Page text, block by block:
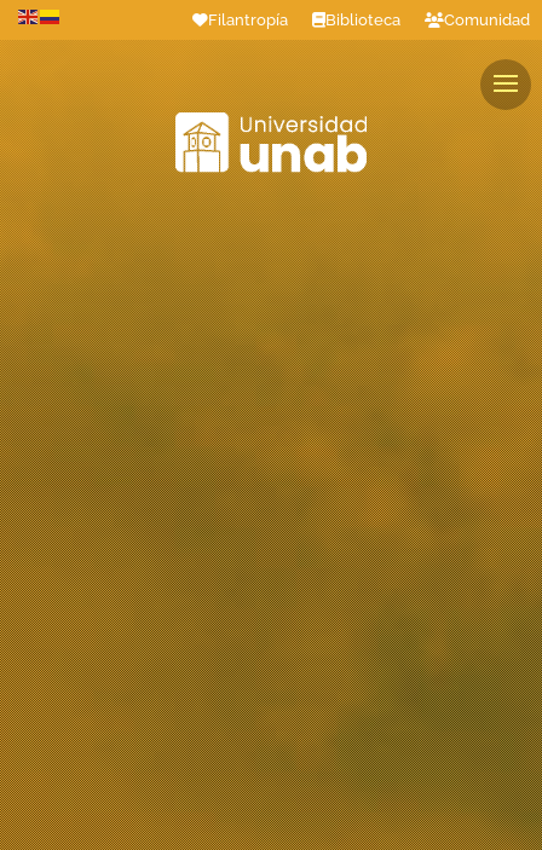
Filantropía Biblioteca Comunidad
Estudiantes Profesores